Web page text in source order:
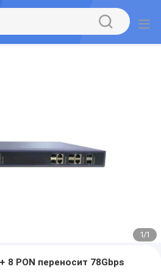
1/1
8 PON переносит 78Gbps